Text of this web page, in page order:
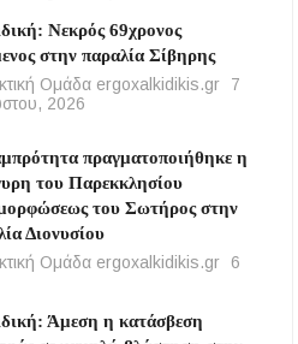
Νεκρός 69χρονος
στην παραλία Σίβηρης
Ομάδα ergoxalkidikis.gr
7
2026
πραγματοποιήθηκε η
του Παρεκκλησίου
του Σωτήρος στην
Διονυσίου
Ομάδα ergoxalkidikis.gr
6
Άμεση η κατάσβεση